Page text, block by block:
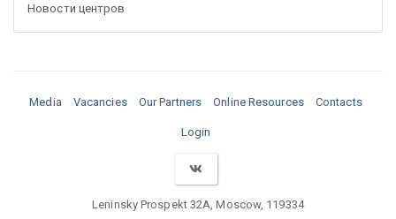
Новости центров
Media Vacancies Our Partners Online Resources Contacts
Login
Leninsky Prospekt 32A, Moscow, 119334